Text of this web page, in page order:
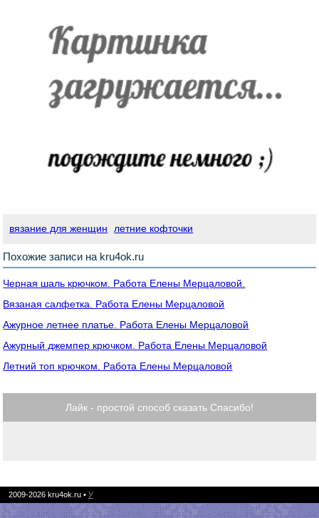
вязание для женщин летние кофточки
Похожие записи на kru4ok.ru
Черная шаль крючком. Работа Елены Мерцаловой.
Вязаная салфетка. Работа Елены Мерцаловой
Ажурное летнее платье. Работа Елены Мерцаловой
Ажурный джемпер крючком. Работа Елены Мерцаловой
Летний топ крючком. Работа Елены Мерцаловой
Лайк - простой способ сказать Спасибо!
2009-2026 kru4ok.ru • У